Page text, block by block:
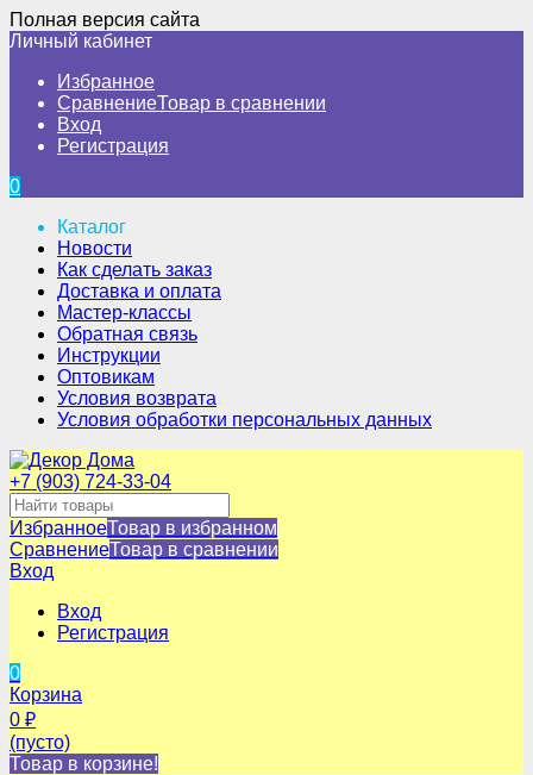
Полная версия сайта
Личный кабинет
Избранное
СравнениеТовар в сравнении
Вход
Регистрация
0
Каталог
Новости
Как сделать заказ
Доставка и оплата
Мастер-классы
Обратная связь
Инструкции
Оптовикам
Условия возврата
Условия обработки персональных данных
+7 (903) 724-33-04
ИзбранноеТовар в избранном
СравнениеТовар в сравнении
Вход
Вход
Регистрация
0
Корзина
0 ₽
(пусто)
Товар в корзине!